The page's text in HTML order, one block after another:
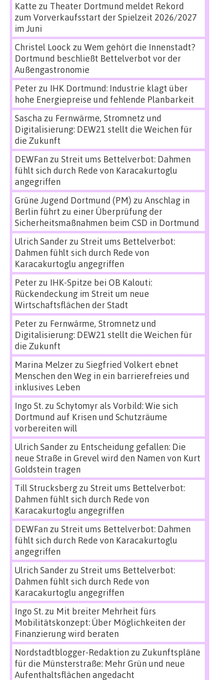
Katte zu Theater Dortmund meldet Rekord
zum Vorverkaufsstart der Spielzeit 2026/2027
im Juni
Christel Loock zu Wem gehört die Innenstadt?
Dortmund beschließt Bettelverbot vor der
Außengastronomie
Peterzu IHK Dortmund: Industrie klagt über
hohe Energiepreise und fehlende Planbarkeit
Sascha zu Fernwärme, Stromnetz und
Digitalisierung: DEW21 stellt die Weichen für
die Zukunft
DEWFan zu Streit ums Bettelverbot: Dahmen
fühlt sich durch Rede von Karacakurtoglu
angegriffen
Grüne Jugend Dortmund (PM) zu Anschlag in
Berlin führt zu einer Überprüfung der
Sicherheitsmaßnahmen beim CSD in Dortmund
Ulrich Sanderzu Streit ums Bettelverbot:
Dahmen fühlt sich durch Rede von
Karacakurtoglu angegriffen
Peterzu IHK-Spitze bei OB Kalouti:
Rückendeckung im Streit um neue
Wirtschaftsflächen der Stadt
Peterzu Fernwärme, Stromnetz und
Digitalisierung: DEW21 stellt die Weichen für
die Zukunft
Marina Melzerzu Siegfried Volkert ebnet
Menschen den Weg in ein barrierefreies und
inklusives Leben
Ingo St.zu Schytomyr als Vorbild: Wie sich
Dortmund auf Krisen und Schutzräume
vorbereiten will
Ulrich Sanderzu Entscheidung gefallen: Die
neue Straße in Grevel wird den Namen von Kurt
Goldstein tragen
Till Strucksbergzu Streit ums Bettelverbot:
Dahmen fühlt sich durch Rede von
Karacakurtoglu angegriffen
DEWFan zu Streit ums Bettelverbot: Dahmen
fühlt sich durch Rede von Karacakurtoglu
angegriffen
Ulrich Sanderzu Streit ums Bettelverbot:
Dahmen fühlt sich durch Rede von
Karacakurtoglu angegriffen
Ingo St.zu Mit breiter Mehrheit fürs
Mobilitätskonzept: Über Möglichkeiten der
Finanzierung wird beraten
Nordstadtblogger-Redaktion zu Zukunftspläne
für die Münsterstraße: Mehr Grün und neue
Aufenthaltsflächen angedacht